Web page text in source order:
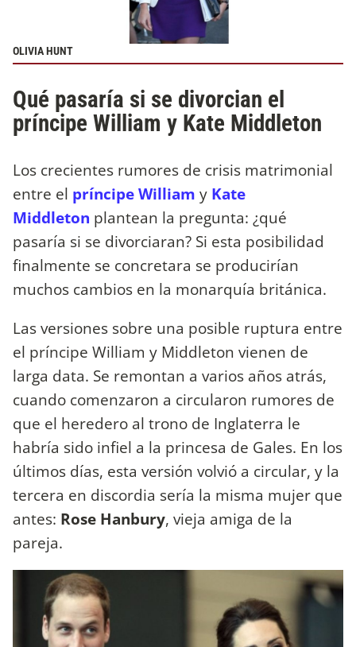
OLIVIA HUNT
Qué pasaría si se divorcian el
príncipe William y Kate Middleton
Los crecientes rumores de crisis matrimonial
entre el príncipe William y Kate
Middleton plantean la pregunta: ¿qué
pasaría si se divorciaran? Si esta posibilidad
finalmente se concretara se producirían
muchos cambios en la monarquía británica.
Las versiones sobre una posible ruptura entre
el príncipe William y Middleton vienen de
larga data. Se remontan a varios años atrás,
cuando comenzaron a circularon rumores de
que el heredero al trono de Inglaterra le
habría sido infiel a la princesa de Gales. En los
últimos días, esta versión volvió a circular, y la
tercera en discordia sería la misma mujer que
antes: Rose Hanbury, vieja amiga de la
pareja.